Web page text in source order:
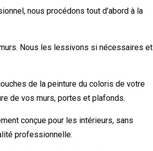
nous procédons tout d’abord à la
Nous les lessivons si nécessaires et
de la peinture du coloris de votre
de vos murs, portes et plafonds.
conçue pour les intérieurs, sans
professionnelle.